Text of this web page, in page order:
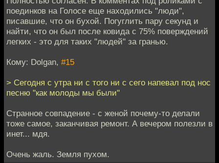
поединков на Голосе еще находились "люди",
писавшие, что он бухой. Погуглить пару секунд и
найти, что он был после ковида с 75% поверждений
легких - это для таких "людей" за гранью.
Кому: Dolgan, #15
> Сегодня с утра ни с того ни с сего напевал под нос
песню "как молоды мы были"
Странное совпадение - с женой почему-то делали
тоже самое, заканчивая ремонт. А вечером полезли в
инет... мдя.
Очень жаль. Земля пухом.